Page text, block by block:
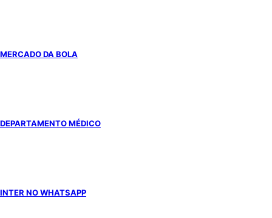
MERCADO DA BOLA
DEPARTAMENTO MÉDICO
INTER NO WHATSAPP